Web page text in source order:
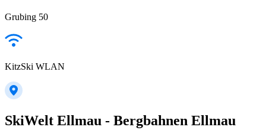
Grubing 50
KitzSki WLAN
SkiWelt Ellmau - Bergbahnen Ellmau